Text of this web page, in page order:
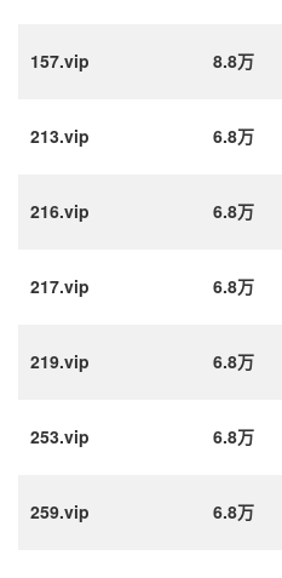
157.vip 8.8万
213.vip 6.8万
216.vip 6.8万
217.vip 6.8万
219.vip 6.8万
253.vip 6.8万
259.vip 6.8万